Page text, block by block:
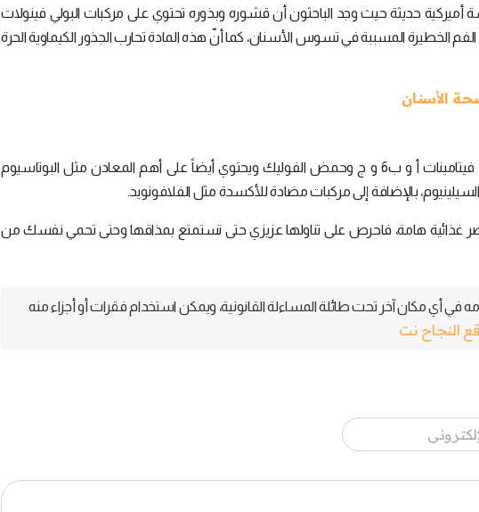
حديثة حيث وجد الباحثون أن قشوره وبذوره تحتوي على مركبات البولي فينولات
الخطيرة المسببة في تسوس الأسنان، كما أنّ هذه المادة تحارب الجذور الكيماوية الحرة
يحتوي العنب على الكثير من القيم الغذائية منها فيتامينات أ و ب6 و ج وحمض الفوليك ويحتوي أيضاً على أهم المعادن مثل البوتاسيوم
بالإضافة إلى مركبات مضادة للأكسدة مثل الفلافونويد.
غذائية هامة، فاحرص على تناولها عزيزي حتى تستمتع بمذاقها وحتى تحمي نفسك من
في أي مكان آخر تحت طائلة المساءلة القانونية، ويمكن استخدام فقرات أو أجزاء منه
النجاح نت